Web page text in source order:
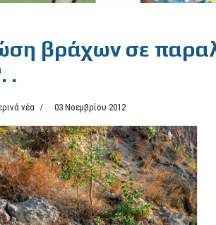
βράχων σε
.
νέα 03 Νοεμβρίου 2012